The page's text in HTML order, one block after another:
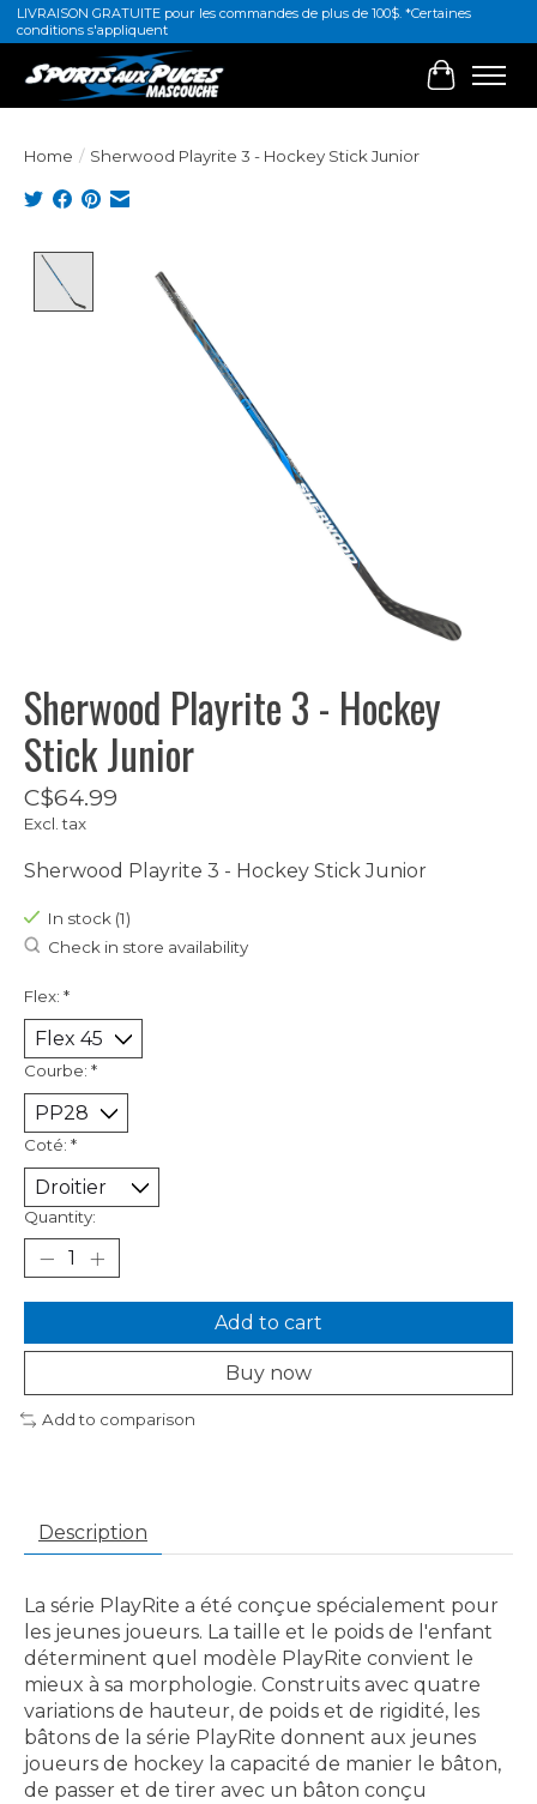
LIVRAISON GRATUITE pour les commandes de plus de 100$. *Certaines
conditions s'appliquent
Cart
Home / Sherwood Playrite 3 - Hockey Stick Junior
Sherwood Playrite 3 - Hockey
Stick Junior
C$64.99
Excl. tax
Sherwood Playrite 3 - Hockey Stick Junior
In stock (1)
Check in store availability
Flex: *
Courbe: *
Coté: *
Quantity:
Add to cart
Buy now
Add to comparison
Description
La série PlayRite a été conçue spécialement pour
les jeunes joueurs. La taille et le poids de l'enfant
déterminent quel modèle PlayRite convient le
mieux à sa morphologie. Construits avec quatre
variations de hauteur, de poids et de rigidité, les
bâtons de la série PlayRite donnent aux jeunes
joueurs de hockey la capacité de manier le bâton,
de passer et de tirer avec un bâton conçu